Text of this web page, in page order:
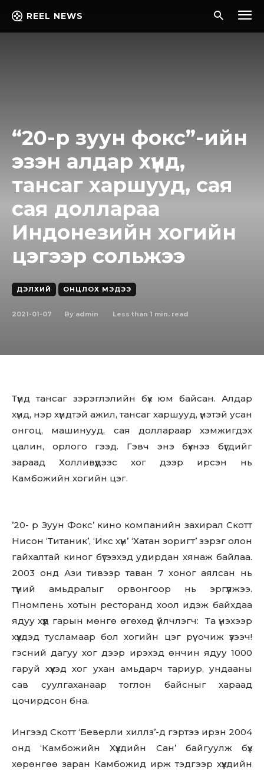
REEL NEWS
“20-р зуун фокс”-ийн
эзэн алдар хүнд,
тансаг харшууд, сая
сая доллараа
Индонезийн хогийн
цэгээр сольжээ
ДЭЛХИЙ ОНЦЛОХ МЭДЭЭ
2021-01-07 By admin Less than 1 min. read
Түүнд тансаг зэрэглэлийн бүх юм байсан. Алдар
хүнд, нэр хүндтэй ажил, тансаг харшууд, үнэтэй усан
онгоц, машинууд, сая доллараар хэмжигдэх
цалин, орлого гээд. Гэвч энэ бүхнээ бүгдийг
зараад Холливүүдээс хог дээр ирсэн нь
Камбожийн хогийн цэг.
’20- р Зуун Фокс’ кино компанийн захирал Скотт
Нисон ‘Титаник’, ‘Икс хүн’ ‘Хатан зоригт’ зэрэг олон
гайхалтай киног бүтээхэд удирдан хянаж байлаа.
2003 онд Ази тивээр таван 7 хоног аялсан нь
түүний амьдралыг орвонгоор нь эргүүлжээ.
Пномпень хотын ресторанд хоол идэж байхдаа
ядуу хүүд гарын мөнгө өгөхөд үйлчлэгч: Та үнэхээр
хүүхдэд тусламаар бол хогийн цэг рүү очиж үзээч!
гэсний дагуу хог дээр ирэхэд өнчин ядуу 1000
гаруй хүүхэд хог ухан амьдарч тариур, ундааны
сав суулгаханаар тоглон байсныг хараад
цочирдсон бна.
Ингээд Скотт ‘Беверли хиллз’-д гэртээ ирэн 2004
онд ‘Камбожийн Хүүхдийн Сан’ байгуулж бүх
хөрөнгөө заран Камбожид ирж тэдгээр хүүхдийн